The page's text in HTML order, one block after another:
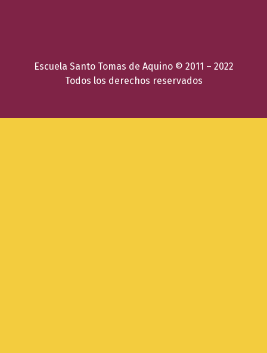
Escuela Santo Tomas de Aquino © 2011 – 2022
Todos los derechos reservados